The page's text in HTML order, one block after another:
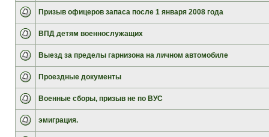
Призыв офицеров запаса после 1 января 2008 года
ВПД детям военнослужащих
Выезд за пределы гарнизона на личном автомобиле
Проездные документы
Военные сборы, призыв не по ВУС
эмиграция.